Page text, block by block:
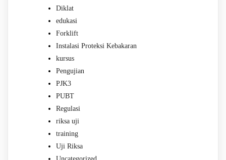
Diklat
edukasi
Forklift
Instalasi Proteksi Kebakaran
kursus
Pengujian
PJK3
PUBT
Regulasi
riksa uji
training
Uji Riksa